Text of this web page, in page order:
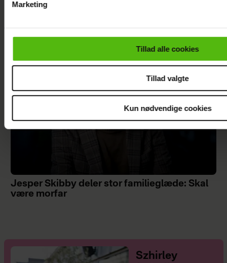
cookiepolitik.
Marketing
Tillad alle cookies
Tillad valgte
Kun nødvendige cookies
Efter lang pause: Nu bryder Jackie Navarro
Jesper Skibby deler stor familieglæde: Skal
være morfar
Szhirley